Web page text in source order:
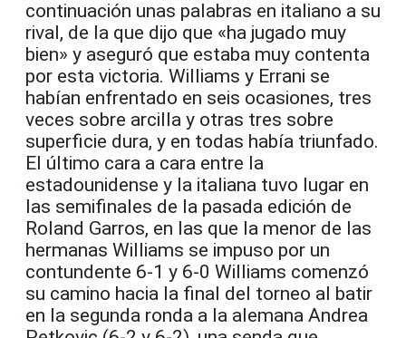
continuación unas palabras en italiano a su
rival, de la que dijo que «ha jugado muy
bien» y aseguró que estaba muy contenta
por esta victoria. Williams y Errani se
habían enfrentado en seis ocasiones, tres
veces sobre arcilla y otras tres sobre
superficie dura, y en todas había triunfado.
El último cara a cara entre la
estadounidense y la italiana tuvo lugar en
las semifinales de la pasada edición de
Roland Garros, en las que la menor de las
hermanas Williams se impuso por un
contundente 6-1 y 6-0 Williams comenzó
su camino hacia la final del torneo al batir
en la segunda ronda a la alemana Andrea